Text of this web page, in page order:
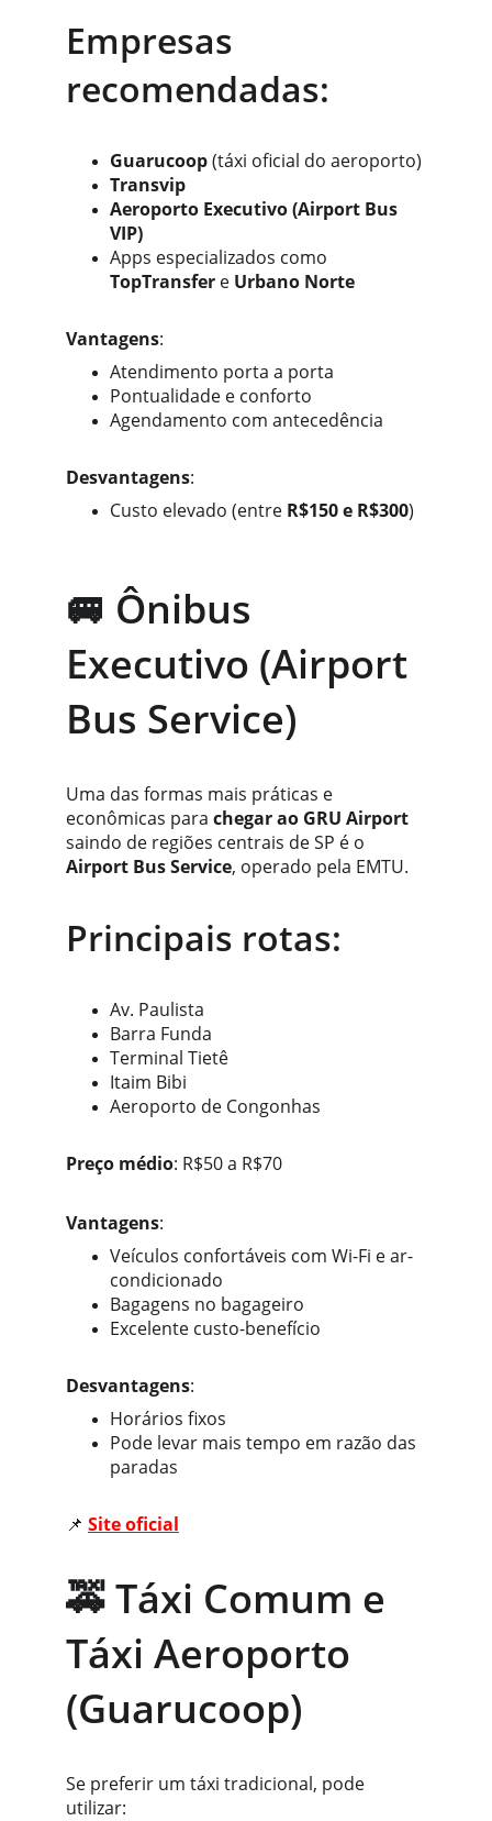
Empresas
recomendadas:
Guarucoop (táxi oficial do aeroporto)
Transvip
Aeroporto Executivo (Airport Bus
VIP)
Apps especializados como
TopTransfer e Urbano Norte
Vantagens:
Atendimento porta a porta
Pontualidade e conforto
Agendamento com antecedência
Desvantagens:
Custo elevado (entre R$150 e R$300)
🚐 Ônibus
Executivo (Airport
Bus Service)
Uma das formas mais práticas e
econômicas para chegar ao GRU Airport
saindo de regiões centrais de SP é o
Airport Bus Service, operado pela EMTU.
Principais rotas:
Av. Paulista
Barra Funda
Terminal Tietê
Itaim Bibi
Aeroporto de Congonhas
Preço médio: R$50 a R$70
Vantagens:
Veículos confortáveis com Wi-Fi e ar-
condicionado
Bagagens no bagageiro
Excelente custo-benefício
Desvantagens:
Horários fixos
Pode levar mais tempo em razão das
paradas
📌 Site oficial
🚕 Táxi Comum e
Táxi Aeroporto
(Guarucoop)
Se preferir um táxi tradicional, pode
utilizar: